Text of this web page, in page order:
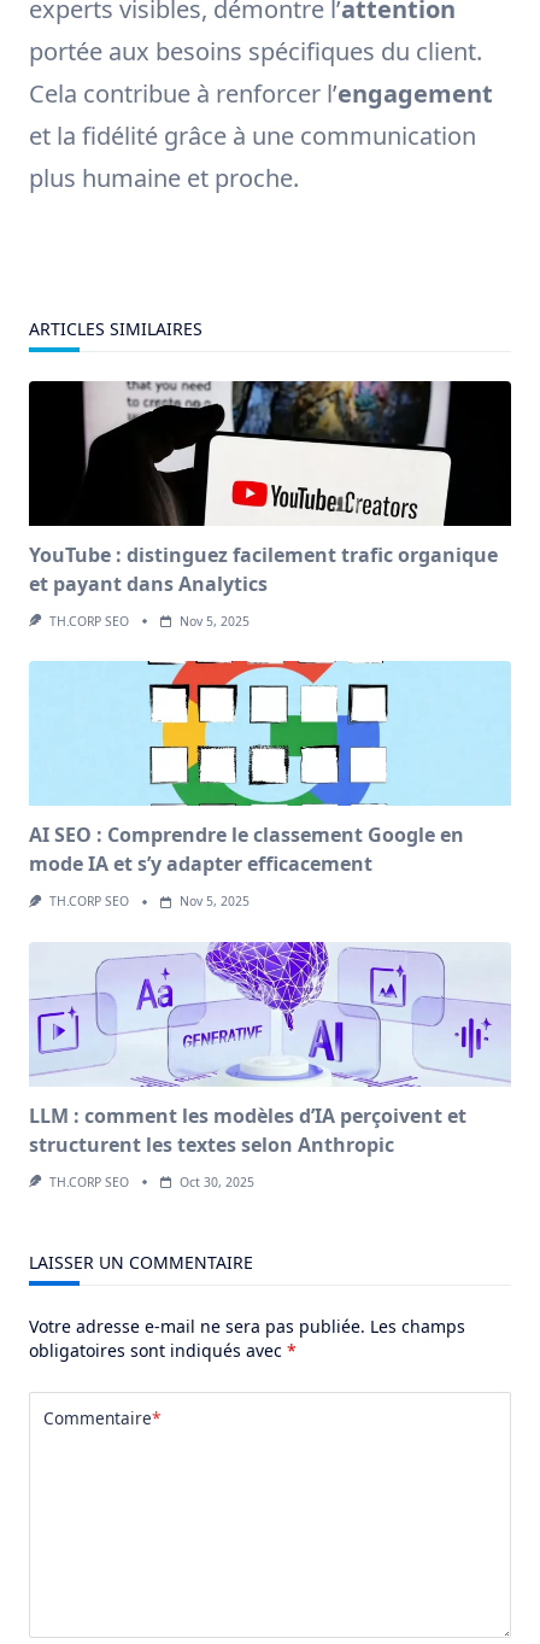
experts visibles, démontre l’attention
portée aux besoins spécifiques du client.
Cela contribue à renforcer l’engagement
et la fidélité grâce à une communication
plus humaine et proche.
ARTICLES SIMILAIRES
YouTube : distinguez facilement trafic organique
et payant dans Analytics
TH.CORP SEO Nov 5, 2025
AI SEO : Comprendre le classement Google en
mode IA et s’y adapter efficacement
TH.CORP SEO Nov 5, 2025
LLM : comment les modèles d’IA perçoivent et
structurent les textes selon Anthropic
TH.CORP SEO Oct 30, 2025
LAISSER UN COMMENTAIRE
Votre adresse e-mail ne sera pas publiée. Les champs
obligatoires sont indiqués avec *
Commentaire*